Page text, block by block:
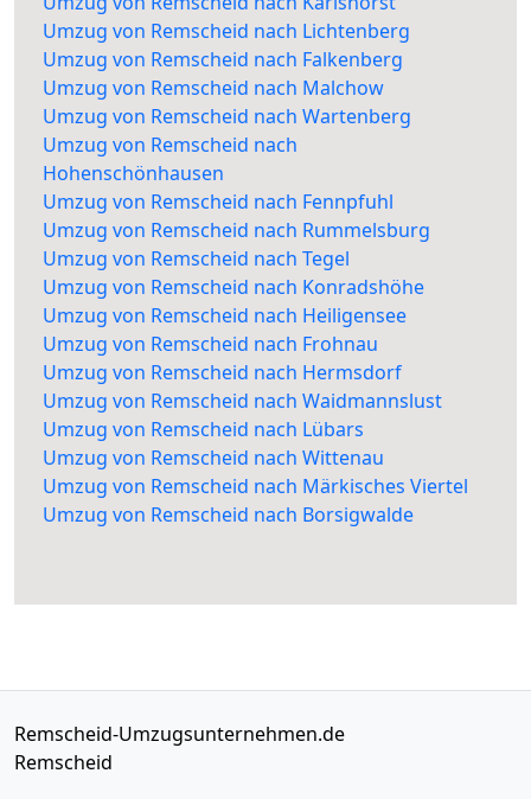
Umzug von Remscheid nach Lichtenberg
Umzug von Remscheid nach Falkenberg
Umzug von Remscheid nach Malchow
Umzug von Remscheid nach Wartenberg
Umzug von Remscheid nach
Hohenschönhausen
Umzug von Remscheid nach Fennpfuhl
Umzug von Remscheid nach Rummelsburg
Umzug von Remscheid nach Tegel
Umzug von Remscheid nach Konradshöhe
Umzug von Remscheid nach Heiligensee
Umzug von Remscheid nach Frohnau
Umzug von Remscheid nach Hermsdorf
Umzug von Remscheid nach Waidmannslust
Umzug von Remscheid nach Lübars
Umzug von Remscheid nach Wittenau
Umzug von Remscheid nach Märkisches Viertel
Umzug von Remscheid nach Borsigwalde
Remscheid-Umzugsunternehmen.de
Remscheid